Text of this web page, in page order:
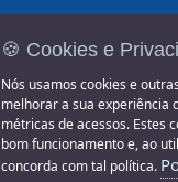
🍪 Cookies e
Nós usamos cookies e
melhorar a sua experiência
métricas de acessos. Estes
bom funcionamento e, ao
concorda com tal política.